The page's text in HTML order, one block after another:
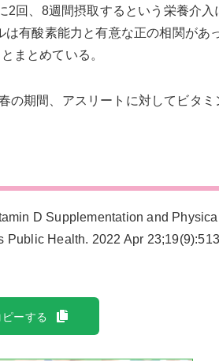
回、8週間摂取するという栄養介入
有酸素能力と有意な正の相関があ
まとめている。
の期間、アスリートに対してビタミ
D Supplementation and Physical
Health. 2022 Apr
ーする